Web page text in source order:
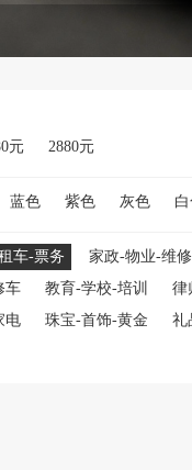
元 2880元
蓝色 紫色 灰色
车-票务 家政-物业-维修
车 教育-学校-培训 律
电 珠宝-首饰-黄金 礼